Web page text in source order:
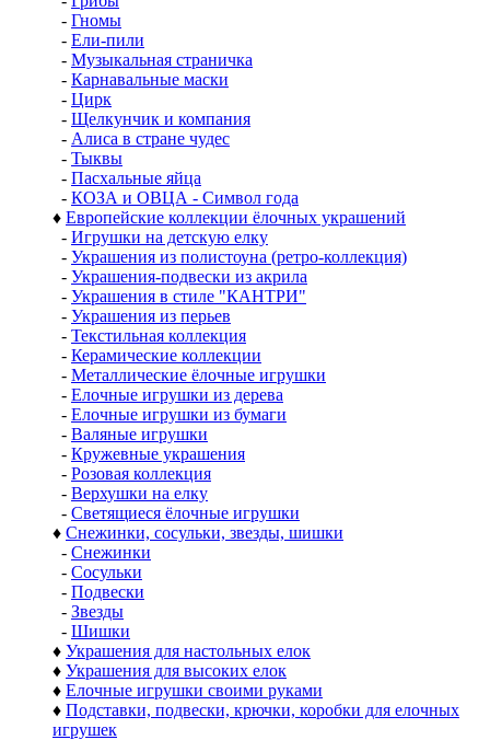
- Гномы
- Ели-пили
- Музыкальная страничка
- Карнавальные маски
- Цирк
- Щелкунчик и компания
- Алиса в стране чудес
- Тыквы
- Пасхальные яйца
- КОЗА и ОВЦА - Символ года
♦ Европейские коллекции ёлочных украшений
- Игрушки на детскую елку
- Украшения из полистоуна (ретро-коллекция)
- Украшения-подвески из акрила
- Украшения в стиле "КАНТРИ"
- Украшения из перьев
- Текстильная коллекция
- Керамические коллекции
- Металлические ёлочные игрушки
- Елочные игрушки из дерева
- Елочные игрушки из бумаги
- Валяные игрушки
- Кружевные украшения
- Розовая коллекция
- Верхушки на елку
- Светящиеся ёлочные игрушки
♦ Снежинки, сосульки, звезды, шишки
- Снежинки
- Сосульки
- Подвески
- Звезды
- Шишки
♦ Украшения для настольных елок
♦ Украшения для высоких елок
♦ Елочные игрушки своими руками
♦ Подставки, подвески, крючки, коробки для елочных
игрушек